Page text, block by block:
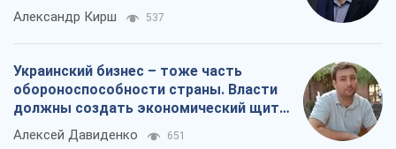
Александр Кирш 537
Украинский бизнес – тоже часть
обороноспособности страны. Власти
должны создать экономический щит
для компаний
Алексей Давиденко 651